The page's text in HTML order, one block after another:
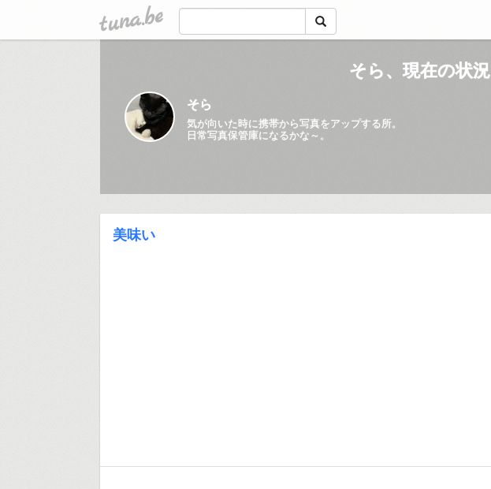
tuna.be
そら、現在の状況
そら
気が向いた時に携帯から写真をアップする所。
日常写真保管庫になるかな～。
美味い